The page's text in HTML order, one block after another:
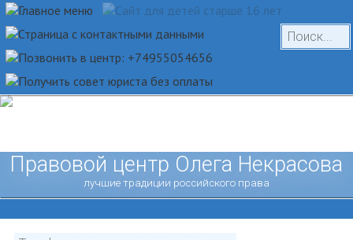
Правовой центр Олега Некрасова
лучшие традиции российского права